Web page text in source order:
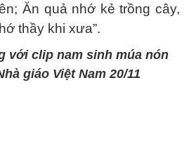
Ăn quả nhớ kẻ trồng cây,
thầy khi xưa”.
với clip nam sinh múa nón
giáo Việt Nam 20/11